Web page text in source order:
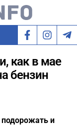
как в мае
бензин
подорожать и